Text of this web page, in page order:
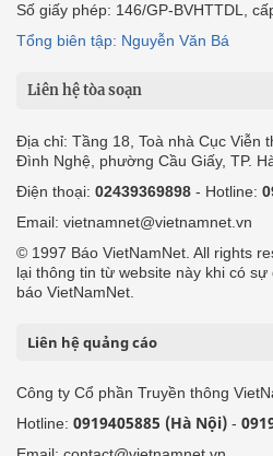
Số giấy phép: 146/GP-BVHTTDL,
Tổng biên tập: Nguyễn Văn Bá
Liên hệ tòa soạn
Địa chỉ: Tầng 18, Toà nhà Cục Viễn
Đình Nghệ, phường Cầu Giấy, TP.
Điện thoại: 02439369898 - Hotline:
Email: vietnamnet@vietnamnet.vn
© 1997 Báo VietNamNet. All rights
lại thông tin từ website này khi có
báo VietNamNet.
Liên hệ quảng cáo
Công ty Cổ phần Truyền thông
Hotline: 0919405885 (Hà Nội) -